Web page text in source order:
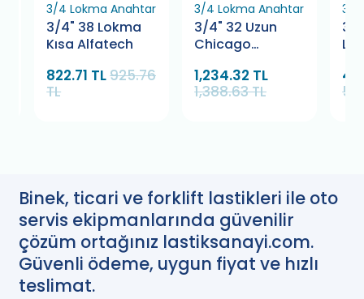
3/4 Lokma Anahtar
3/4" 38 Lokma
Kısa Alfatech
822.71 TL925.76
TL
3/4 Lokma Anahtar
3/4" 32 Uzun
Chicago
1,234.32 TL
1,388.63 TL
3/4
3/
Binek, ticari ve forklift lastikleri ile oto
servis ekipmanlarında güvenilir
çözüm ortağınız lastiksanayi.com.
Güvenli ödeme, uygun fiyat ve hızlı
teslimat.